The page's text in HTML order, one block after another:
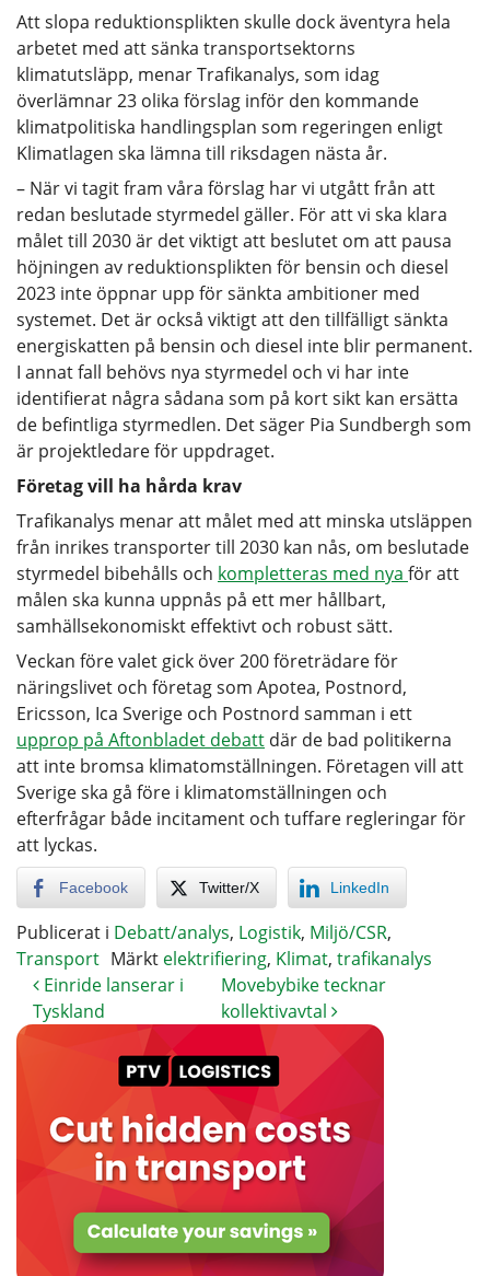
Att slopa reduktionsplikten skulle dock äventyra hela
arbetet med att sänka transportsektorns
klimatutsläpp, menar Trafikanalys, som idag
överlämnar 23 olika förslag inför den kommande
klimatpolitiska handlingsplan som regeringen enligt
Klimatlagen ska lämna till riksdagen nästa år.
– När vi tagit fram våra förslag har vi utgått från att
redan beslutade styrmedel gäller. För att vi ska klara
målet till 2030 är det viktigt att beslutet om att pausa
höjningen av reduktionsplikten för bensin och diesel
2023 inte öppnar upp för sänkta ambitioner med
systemet. Det är också viktigt att den tillfälligt sänkta
energiskatten på bensin och diesel inte blir permanent.
I annat fall behövs nya styrmedel och vi har inte
identifierat några sådana som på kort sikt kan ersätta
de befintliga styrmedlen. Det säger Pia Sundbergh som
är projektledare för uppdraget.
Företag vill ha hårda krav
Trafikanalys menar att målet med att minska utsläppen
från inrikes transporter till 2030 kan nås, om beslutade
styrmedel bibehålls och kompletteras med nya för att
målen ska kunna uppnås på ett mer hållbart,
samhällsekonomiskt effektivt och robust sätt.
Veckan före valet gick över 200 företrädare för
näringslivet och företag som Apotea, Postnord,
Ericsson, Ica Sverige och Postnord samman i ett
upprop på Aftonbladet debatt där de bad politikerna
att inte bromsa klimatomställningen. Företagen vill att
Sverige ska gå före i klimatomställningen och
efterfrågar både incitament och tuffare regleringar för
att lyckas.
Facebook Twitter/X LinkedIn
Publicerat i Debatt/analys, Logistik, Miljö/CSR,
Transport Märkt elektrifiering, Klimat, trafikanalys
Einride lanserar i
Tyskland
Movebybike tecknar
kollektivavtal